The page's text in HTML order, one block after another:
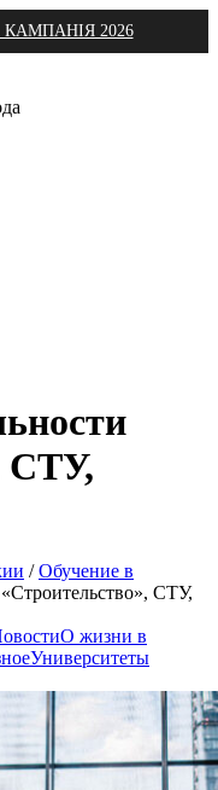
2026
СТУ,
/Обучение в
СТУ,
О жизни в
Университеты